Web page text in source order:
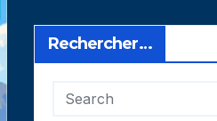
Rechercher…